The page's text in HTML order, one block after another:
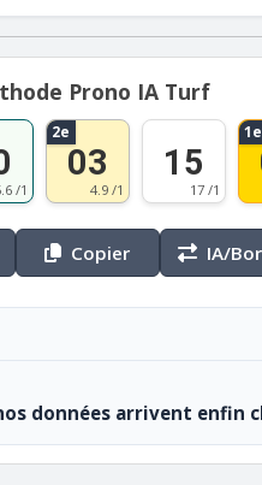
Prono IA Turf
/1
2e
03
4.9 /1
15
17 /1
1e
Copier IA/
données arrivent enfin